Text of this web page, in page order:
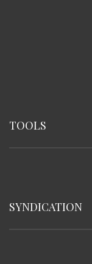
TOOLS
SYNDICATION